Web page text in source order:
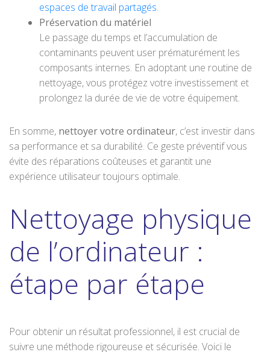
espaces de travail partagés.
Préservation du matériel
Le passage du temps et l’accumulation de
contaminants peuvent user prématurément les
composants internes. En adoptant une routine de
nettoyage, vous protégez votre investissement et
prolongez la durée de vie de votre équipement.
En somme, nettoyer votre ordinateur, c’est investir dans
sa performance et sa durabilité. Ce geste préventif vous
évite des réparations coûteuses et garantit une
expérience utilisateur toujours optimale.
Nettoyage physique
de l’ordinateur :
étape par étape
Pour obtenir un résultat professionnel, il est crucial de
suivre une méthode rigoureuse et sécurisée. Voici le